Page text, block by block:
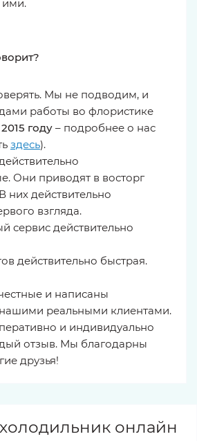
ими.
Мы не подводим, и
работы во флористике
году – подробнее о нас
здесь).
Они приводят в восторг
них действительно
взгляда.
сервис действительно
действительно быстрая.
и написаны
реальными клиентами.
и индивидуально
отзыв. Мы благодарны
друзья!
онлайн